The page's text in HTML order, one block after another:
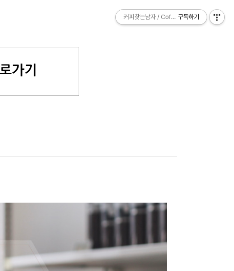
커피찾는남자 / Coffee Explorer
구독하기
커피찾는남자 / Coffee Explorer
구독하기